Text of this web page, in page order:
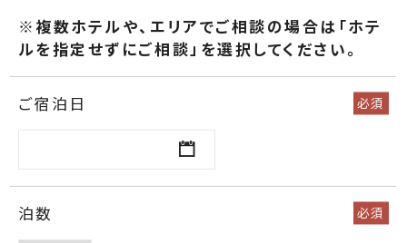
※複数ホテルや、エリアでご相談の場合は「ホテ
ルを指定せずにご相談」 を選択してください。
ご宿泊日 必須
泊数 必須